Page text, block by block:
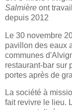
Salmière ont
depuis 2012
Le 30 novembre
pavillon des eaux
communes
restaurant-bar sur
portes après de
La société à
fait revivre le lieu.